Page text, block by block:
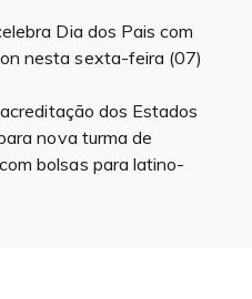
Dia dos Pais com
nesta sexta-feira (07)
dos Estados
nova turma de
bolsas para latino-